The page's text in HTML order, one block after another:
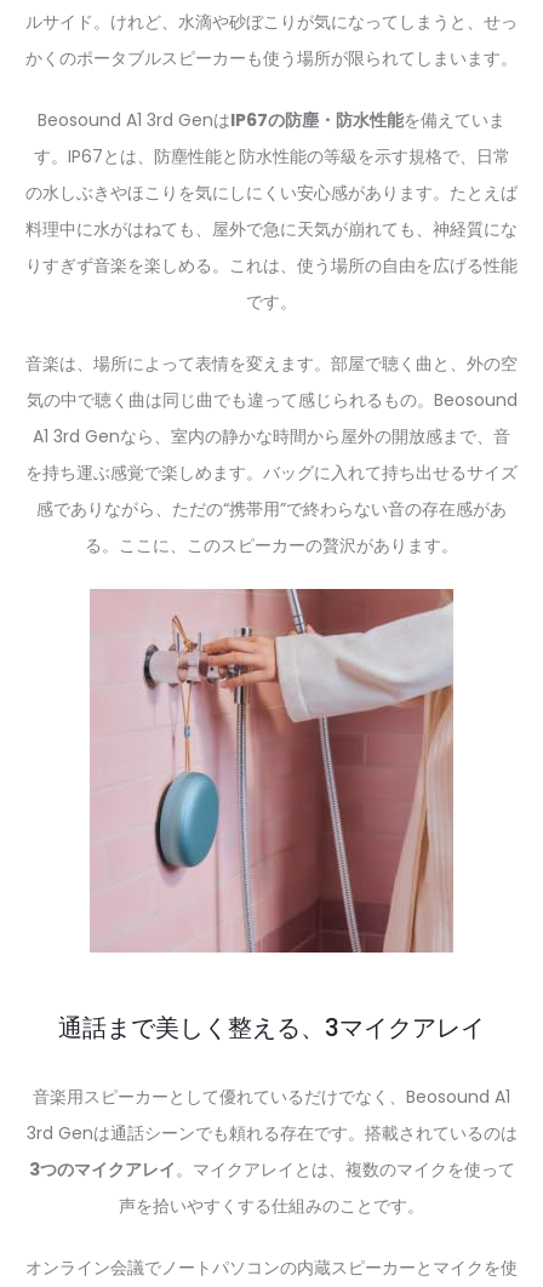
ルサイド。けれど、水滴や砂ぼこりが気になってしまうと、せっ
かくのポータブルスピーカーも使う場所が限られてしまいます。
Beosound A1 3rd GenはIP67の防塵・防水性能を備えていま
す。IP67とは、防塵性能と防水性能の等級を示す規格で、日常
の水しぶきやほこりを気にしにくい安心感があります。たとえば
料理中に水がはねても、屋外で急に天気が崩れても、神経質にな
りすぎず音楽を楽しめる。これは、使う場所の自由を広げる性能
です。
音楽は、場所によって表情を変えます。部屋で聴く曲と、外の空
気の中で聴く曲は同じ曲でも違って感じられるもの。Beosound
A1 3rd Genなら、室内の静かな時間から屋外の開放感まで、音
を持ち運ぶ感覚で楽しめます。バッグに入れて持ち出せるサイズ
感でありながら、ただの“携帯用”で終わらない音の存在感があ
る。ここに、このスピーカーの贅沢があります。
通話まで美しく整える、3マイクアレイ
音楽用スピーカーとして優れているだけでなく、Beosound A1
3rd Genは通話シーンでも頼れる存在です。搭載されているのは
3つのマイクアレイ。マイクアレイとは、複数のマイクを使って
声を拾いやすくする仕組みのことです。
オンライン会議でノートパソコンの内蔵スピーカーとマイクを使